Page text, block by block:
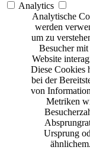
Analytics
Analytische
werden
um zu
Besucher mit
Website
Diese Cookies
bei der
von
Metriken
Ursprung
ähnlichem.